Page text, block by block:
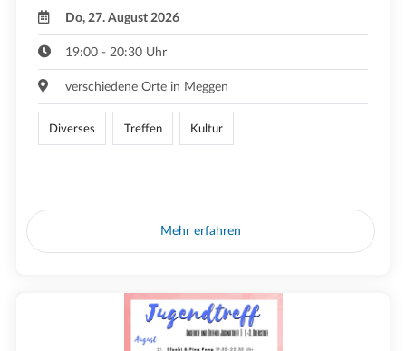
Do, 27. August 2026
19:00 - 20:30 Uhr
verschiedene Orte in Meggen
Diverses Treffen Kultur
Mehr erfahren